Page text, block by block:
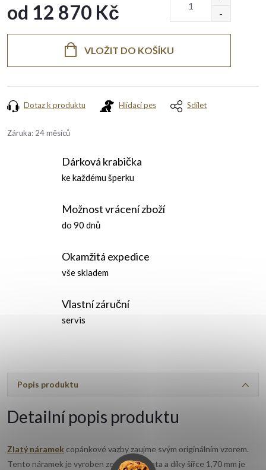
od 12 870 Kč
VLOŽIT DO KOŠÍKU
Dotaz k produktu Hlídací pes Sdílet
Záruka: 24 měsíců
Dárková krabička
ke každému šperku
Možnost vrácení zboží
do 90 dnů
Okamžitá expedice
vše skladem
Vlastní záruční
servis
Popis produktu
Detailní popis produktu
Zlatý náramek copánkové vazby zaujme svým originálním vzorem.
Tento náramek je vyroben ze žlutého zlata a díky šířce 1,70 mm je